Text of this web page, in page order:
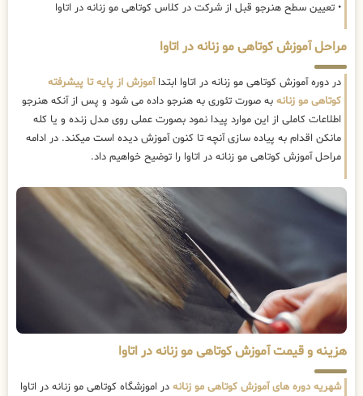
• تعیین سطح هنرجو قبل از شرکت در کلاس کوتاهی مو زنانه در اتاوا
مراحل آموزش کوتاهی مو زنانه در اتاوا
در دوره آموزش کوتاهی مو زنانه در اتاوا ابتداآموزش از پایه تا پیشرفته
کوتاهی مو زنانه به صورت تئوری به هنرجو داده می شود و پس از آنکه هنرجو
اطلاعات کاملی از این موارد پیدا نمود بصورت عملی روی مدل زنده و یا کله
مانکن اقدام به پیاده سازی آنچه تا کنون آموزش دیده است میکند. در ادامه
مراحل آموزش کوتاهی مو زنانه در اتاوا را توضیح خواهیم داد.
هزینه و قیمت آموزش کوتاهی مو زنانه در اتاوا
شهریه دوره های آموزش کوتاهی مو زنانه در اموزشگاه کوتاهی مو زنانه در اتاوا